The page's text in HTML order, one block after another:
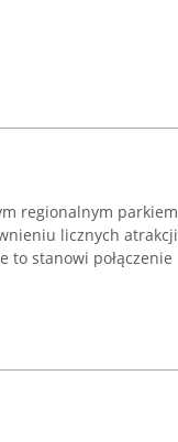
regionalnym parkiem
licznych atrakcji
to stanowi połączenie